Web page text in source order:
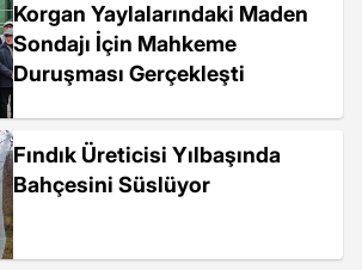
Korgan Yaylalarındaki Maden
Sondajı İçin Mahkeme
Duruşması Gerçekleşti
Fındık Üreticisi Yılbaşında
Bahçesini Süslüyor